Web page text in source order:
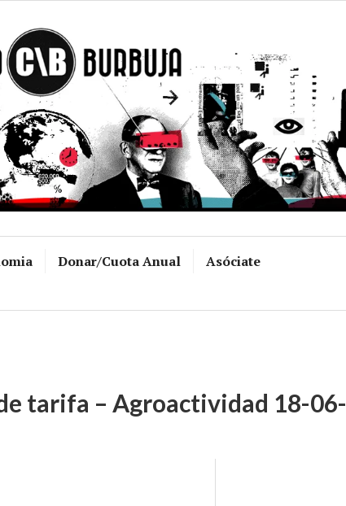
Donar/Cuota Anual
Asóciate
tarifa – Agroactividad 18-06-